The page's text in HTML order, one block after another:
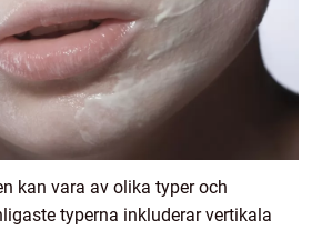
kan vara av olika typer och
typerna inkluderar vertikala